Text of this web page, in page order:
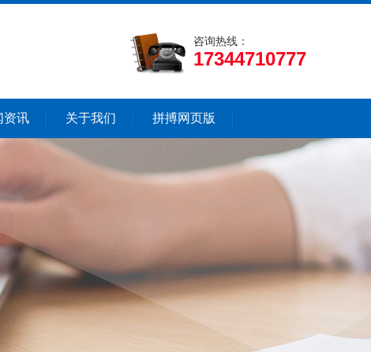
咨询热线：
17344710777
资讯 关于我们 拼搏网页版